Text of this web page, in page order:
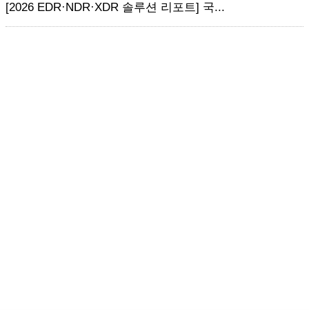
[2026 EDR·NDR·XDR 솔루션 리포트] 국...